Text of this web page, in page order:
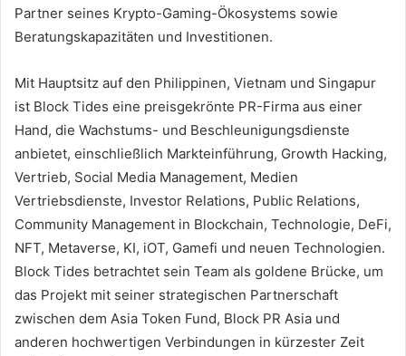
Partner seines Krypto-Gaming-Ökosystems sowie
Beratungskapazitäten und Investitionen.
Mit Hauptsitz auf den Philippinen, Vietnam und Singapur
ist Block Tides eine preisgekrönte PR-Firma aus einer
Hand, die Wachstums- und Beschleunigungsdienste
anbietet, einschließlich Markteinführung, Growth Hacking,
Vertrieb, Social Media Management, Medien
Vertriebsdienste, Investor Relations, Public Relations,
Community Management in Blockchain, Technologie, DeFi,
NFT, Metaverse, KI, iOT, Gamefi und neuen Technologien.
Block Tides betrachtet sein Team als goldene Brücke, um
das Projekt mit seiner strategischen Partnerschaft
zwischen dem Asia Token Fund, Block PR Asia und
anderen hochwertigen Verbindungen in kürzester Zeit